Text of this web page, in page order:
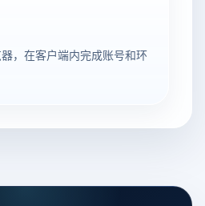
，在客户端内完成账号和环